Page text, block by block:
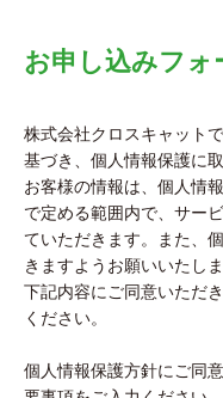
お申し込みフォ
株式会社クロスキャット
基づき、個人情報保護に
お客様の情報は、個人情
で定める範囲内で、サー
ていただきます。また、
きますようお願いいたしま
下記内容にご同意いただ
ください。
個人情報保護方針にご同意